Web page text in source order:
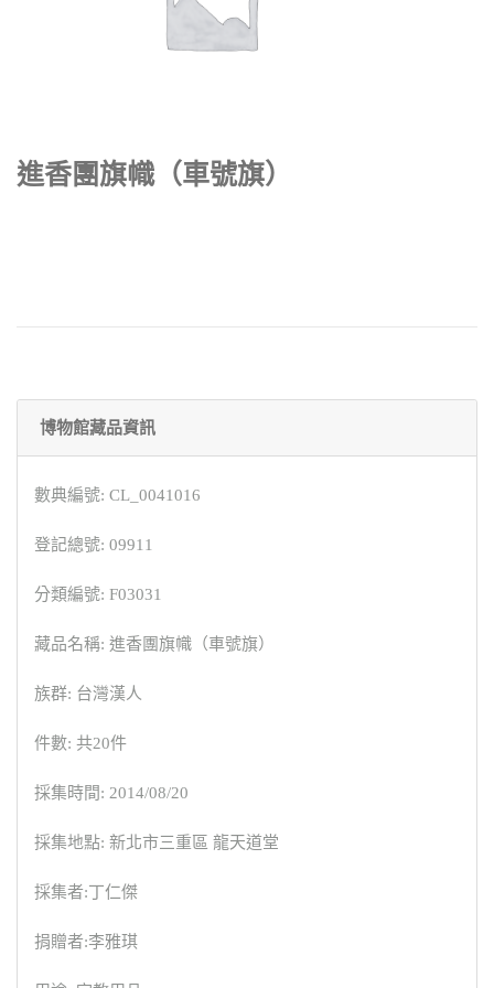
進香團旗幟（車號旗）
博物館藏品資訊
數典編號: CL_0041016
登記總號: 09911
分類編號: F03031
藏品名稱: 進香團旗幟（車號旗）
族群: 台灣漢人
件數: 共20件
採集時間: 2014/08/20
採集地點: 新北市三重區 龍天道堂
採集者:丁仁傑
捐贈者:李雅琪